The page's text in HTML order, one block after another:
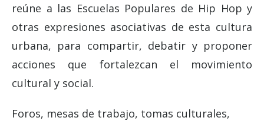
reúne a las Escuelas Populares de Hip Hop y
otras expresiones asociativas de esta cultura
urbana, para compartir, debatir y proponer
acciones que fortalezcan el movimiento
cultural y social.
Foros, mesas de trabajo, tomas culturales,